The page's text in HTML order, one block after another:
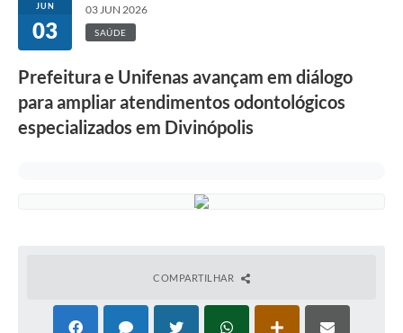
JUN
03
03 JUN 2026
SAÚDE
Prefeitura e Unifenas avançam em diálogo
para ampliar atendimentos odontológicos
especializados em Divinópolis
COMPARTILHAR